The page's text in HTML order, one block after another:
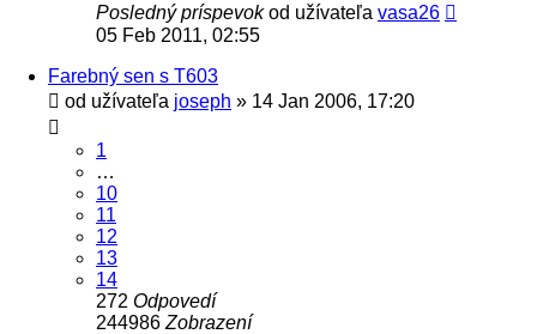
Posledný príspevokod užívateľa vasa26
05 Feb 2011, 02:55
Farebný sen s T603
od užívateľa joseph » 14 Jan 2006, 17:20
1
…
10
11
12
13
14
272 Odpovedí
244986 Zobrazení